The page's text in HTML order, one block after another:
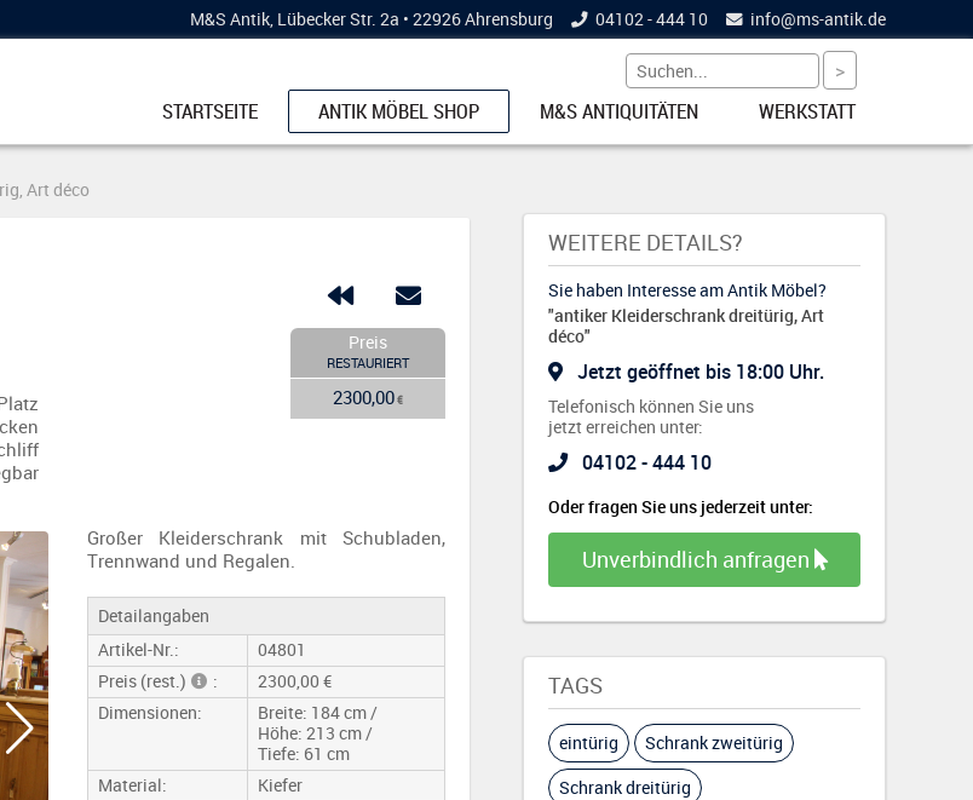
M&S Antik, Lübecker Str. 2a • 22926 Ahrensburg 04102 - 444 10 info@ms-antik.de
STARTSEITE ANTIK MÖBEL SHOP
KOMMODEN
STÜHLE & BÄNKE
VERTIKOS
VITRINEN
M&S ANTIQUITÄTEN WERKSTATT
Art déco
Preis
RESTAURIERT
2300,00€
Großer Kleiderschrank mit Schubladen,
Trennwand und Regalen.
Detailangaben
Artikel-Nr.:
04801
Preis (rest.)
:
2300,00 €
Dimensionen:
Breite: 184 cm /
Höhe: 213 cm /
Tiefe: 61 cm
Material:
Kiefer
WEITERE DETAILS?
Sie haben Interesse am Antik Möbel?
"antiker Kleiderschrank dreitürig, Art
déco"
Jetzt geöffnet bis 18:00 Uhr.
Telefonisch können Sie uns
jetzt erreichen unter:
04102 - 444 10
Oder fragen Sie uns jederzeit unter:
Unverbindlich anfragen
TAGS
eintürig
Schrank zweitürig
Schrank dreitürig